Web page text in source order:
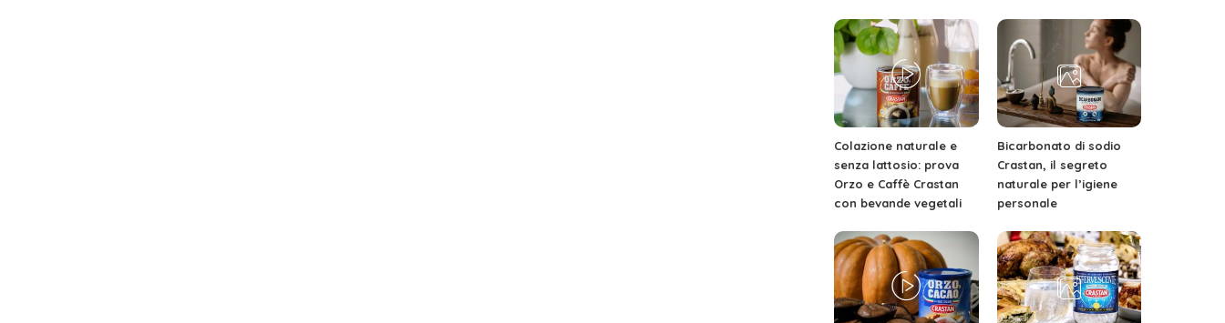
Colazione naturale e
senza lattosio: prova
Orzo e Caffè Crastan
con bevande vegetali
Bicarbonato di sodio
Crastan, il segreto
naturale per l’igiene
personale